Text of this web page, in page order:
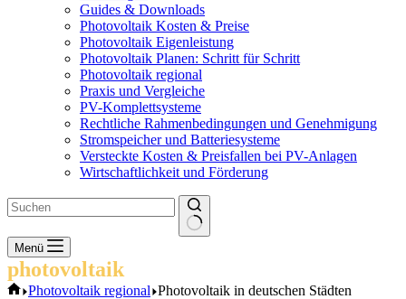
Guides & Downloads
Photovoltaik Kosten & Preise
Photovoltaik Eigenleistung
Photovoltaik Planen: Schritt für Schritt
Photovoltaik regional
Praxis und Vergleiche
PV-Komplettsysteme
Rechtliche Rahmenbedingungen und Genehmigung
Stromspeicher und Batteriesysteme
Versteckte Kosten & Preisfallen bei PV-Anlagen
Wirtschaftlichkeit und Förderung
Keine
Ergebnisse
Menü
photovoltaik
Start
Photovoltaik regional Photovoltaik in deutschen Städten